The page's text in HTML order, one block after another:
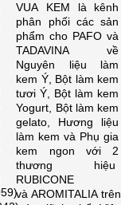
VUA KEM là kênh
phân phối các sản
phẩm cho PAFO và
TADAVINA về
Nguyên liệu làm
kem Ý, Bột làm kem
tươi Ý, Bột làm kem
Yogurt, Bột làm kem
gelato, Hương liệu
làm kem và Phụ gia
kem ngon với 2
thương hiệu
RUBICONE
và AROMITALIA trên